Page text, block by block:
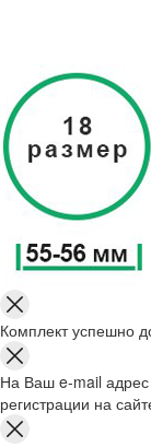
Комплект успешно
На Ваш e-mail адрес
регистрации на